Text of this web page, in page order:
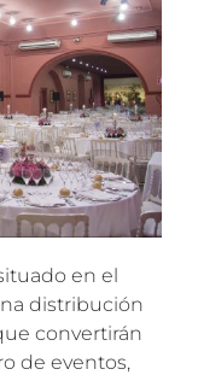
en el
distribución
convertirán
de eventos,